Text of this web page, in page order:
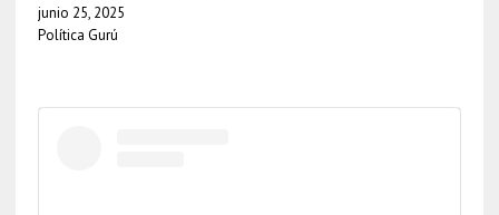
junio 25, 2025
Política Gurú